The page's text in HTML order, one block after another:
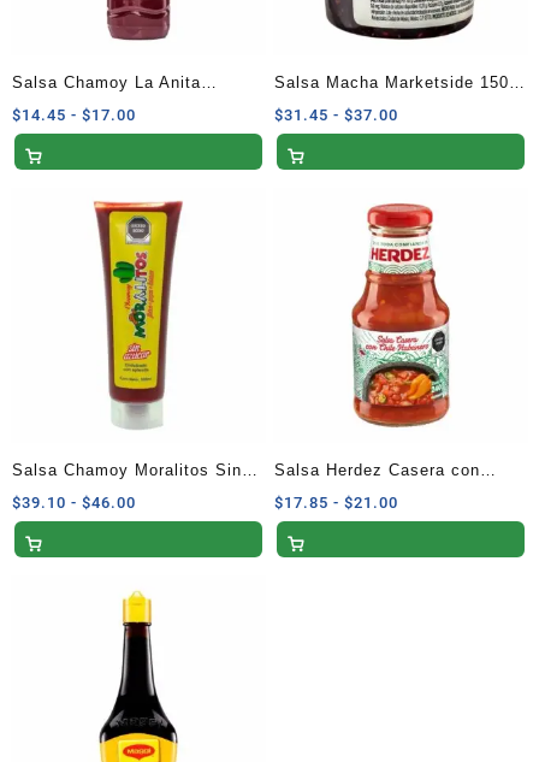
Salsa Chamoy La Anita
Chamoy 500 ml
$14.45 - $17.00
de
$14.45
hasta
$17.00
Salsa Macha Marketside 150
G
$31.45 - $37.00
de
$31.45
hasta
$37.00
Salsa Chamoy Moralitos Sin
Azúcar 300 ml Tubo
Depresible
$39.10 - $46.00
de
$39.10
hasta
$46.00
Salsa Herdez Casera con
Chile Habanero 240 G
$17.85 - $21.00
de